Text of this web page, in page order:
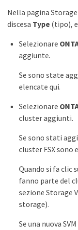
Nella pagina
discesa Type(tipo),
Selezionare
aggiunte.
Se sono state
elencate qui.
Selezionare
cluster aggiunti.
Se sono stati
cluster FSX sono
Quando si fa clic
fanno parte del
sezione Storage
storage).
Se una nuova